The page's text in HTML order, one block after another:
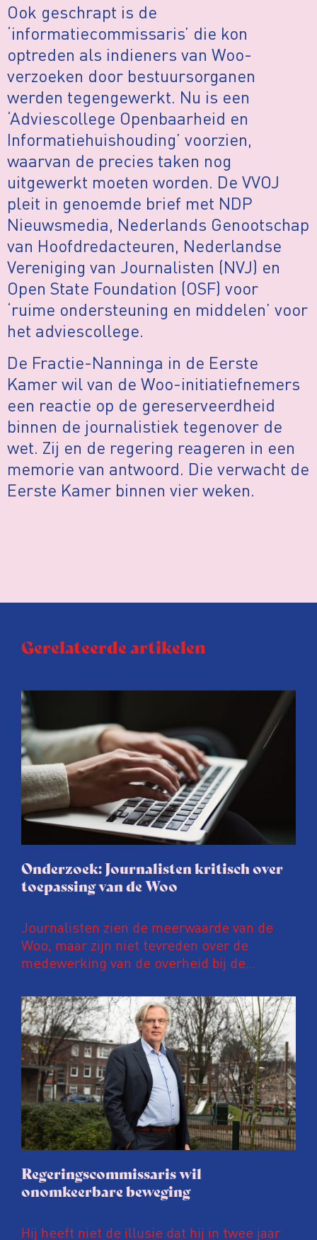
Ook geschrapt is de
‘informatiecommissaris’ die kon
optreden als indieners van Woo-
verzoeken door bestuursorganen
werden tegengewerkt. Nu is een
‘Adviescollege Openbaarheid en
Informatiehuishouding’ voorzien,
waarvan de precies taken nog
uitgewerkt moeten worden. De VVOJ
pleit in genoemde brief met NDP
Nieuwsmedia, Nederlands Genootschap
van Hoofdredacteuren, Nederlandse
Vereniging van Journalisten (NVJ) en
Open State Foundation (OSF) voor
‘ruime ondersteuning en middelen’ voor
het adviescollege.
De Fractie-Nanninga in de Eerste
Kamer wil van de Woo-initiatiefnemers
een reactie op de gereserveerdheid
binnen de journalistiek tegenover de
wet. Zij en de regering reageren in een
memorie van antwoord. Die verwacht de
Eerste Kamer binnen vier weken.
Gerelateerde artikelen
Onderzoek: Journalisten kritisch over
toepassing van de Woo
Journalisten zien de meerwaarde van de
Woo, maar zijn niet tevreden over de
medewerking van de overheid bij de
vermoeden bewuste, politiek gemotiveerde
vertragingen, maar zien toch kansen in een
nauwe samenwerking met de overheid.
Regeringscommissaris wil
onomkeerbare beweging
Hij heeft niet de illusie dat hij in twee jaar